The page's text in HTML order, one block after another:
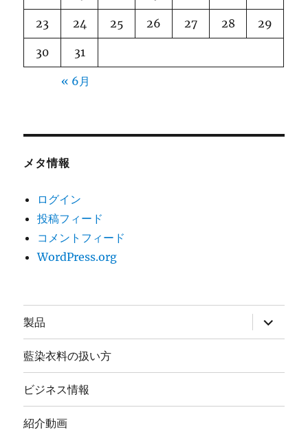
23 24 25 26 27 28 29
30 31
« 6月
メタ情報
ログイン
投稿フィード
コメントフィード
WordPress.org
製品
ブ
メ
ー
開
藍染衣料の扱い方
ビジネス情報
紹介動画